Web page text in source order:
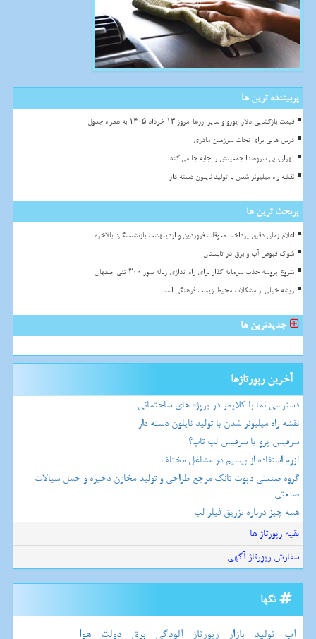
پربیننده ترین ها
قیمت بازگشایی دلار، یورو و سایر ارزها امروز ۱۳ خرداد ۱۴۰۵ به همراه جدول
درس هایی برای نجات سرزمین مادری
تهران، بی سروصدا جمعیتش را جابه جا می کند!
نقشه راه میلیونر شدن با تولید نایلون دسته دار
پربحث ترین ها
اعلام زمان دقیق پرداخت معوقات فروردین و اردیبهشت بازنشستگان بالاخره
شوک قبوض آب و برق در تابستان
شروع پروسه جذب سرمایه گذار برای راه اندازی زباله سوز ۳۰۰ تنی اصفهان
ریشه خیلی از مشکلات محیط زیست فرهنگی است
جدیدترین ها
آخرین رپورتاژها
دسترسی نما با کلایمر در پروژه های ساختمانی
نقشه راه میلیونر شدن با تولید نایلون دسته دار
سرفیس پرو یا سرفیس لپ تاپ؟
لزوم استفاده از بیسیم در مشاغل مختلف
گروه صنعتی دپوت تانک مرجع طراحی و تولید مخازن ذخیره و حمل سیالات
صنعتی
همه چیز درباره تزریق فیلر لب
بقیه رپورتاژ ها
سفارش رپورتاژ آگهی
تگها
آب تولید بازار رپورتاژ آلودگی برق دولت هوا